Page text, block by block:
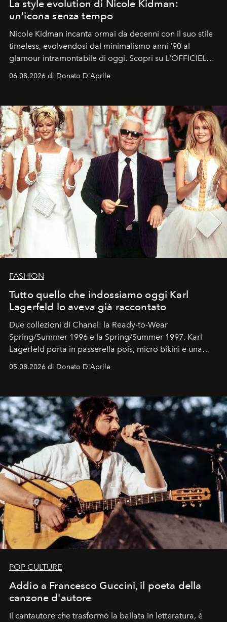
La style evolution di Nicole Kidman:
un'icona senza tempo
Nicole Kidman incanta ormai da decenni con il suo stile
timeless, evolvendosi dal minimalismo anni '90 al
glamour intramontabile di oggi. Scopri su L'OFFICIEL
06.08.2026 di Donato D'Aprile
FASHION
Tutto quello che indossiamo oggi Karl
Lagerfeld lo aveva già raccontato
Due collezioni di Chanel: la Ready-to-Wear
Spring/Summer 1996 e la Spring/Summer 1997. Karl
Lagerfeld porta in passerella pois, micro bikini e una
Kate, Claudia e Carla una dietro l'altra. Trent'anni dopo,
uno dei documenti più contemporanei che abbiamo.
05.08.2026 di Donato D'Aprile
POP CULTURE
Addio a Francesco Guccini, il poeta della
canzone d'autore
Il cantautore che trasformò la ballata in letteratura, è